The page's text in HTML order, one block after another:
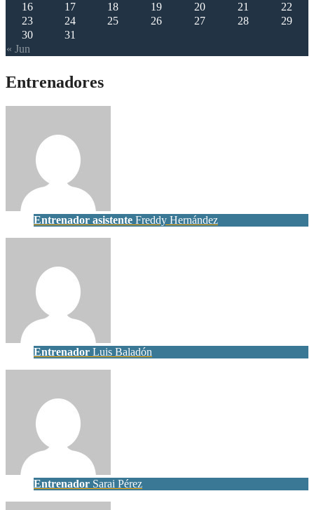
« Jun
16
17 18 19 20 21
22
23
24 25 26 27 28
29
30
31
Entrenadores
Entrenador asistente Freddy Hernández
Entrenador Luis Baladón
Entrenador Sarai Pérez